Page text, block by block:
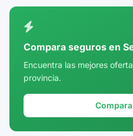
Córdoba
Cuenca
Girona
Compara seguros en
Encuentra las mejores
provincia.